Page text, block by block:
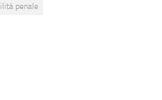
penale